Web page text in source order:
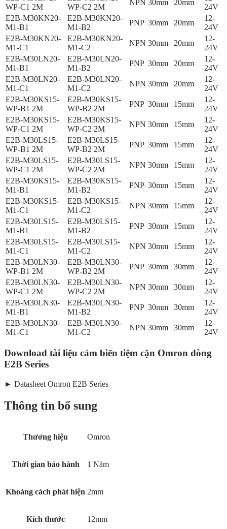
WP-C1 2M
WP-C2 2M
NPN 30mm 20mm
24V
E2B-M30KN20-
M1-B1
E2B-M30KN20-
M1-B2
PNP 30mm 20mm
12-
24V
E2B-M30KN20-
M1-C1
E2B-M30KN20-
M1-C2
NPN 30mm 20mm
12-
24V
E2B-M30LN20-
M1-B1
E2B-M30LN20-
M1-B2
PNP 30mm 20mm
12-
24V
E2B-M30LN20-
M1-C1
E2B-M30LN20-
M1-C2
NPN 30mm 20mm
12-
24V
E2B-M30KS15-
WP-B1 2M
E2B-M30KS15-
WP-B2 2M
PNP 30mm 15mm
12-
24V
E2B-M30KS15-
WP-C1 2M
E2B-M30KS15-
WP-C2 2M
NPN 30mm 15mm
12-
24V
E2B-M30LS15-
WP-B1 2M
E2B-M30LS15-
WP-B2 2M
PNP 30mm 15mm
12-
24V
E2B-M30LS15-
WP-C1 2M
E2B-M30LS15-
WP-C2 2M
NPN 30mm 15mm
12-
24V
E2B-M30KS15-
M1-B1
E2B-M30KS15-
M1-B2
PNP 30mm 15mm
12-
24V
E2B-M30KS15-
M1-C1
E2B-M30KS15-
M1-C2
NPN 30mm 15mm
12-
24V
E2B-M30LS15-
M1-B1
E2B-M30LS15-
M1-B2
PNP 30mm 15mm
12-
24V
E2B-M30LS15-
M1-C1
E2B-M30LS15-
M1-C2
NPN 30mm 15mm
12-
24V
E2B-M30LN30-
WP-B1 2M
E2B-M30LN30-
WP-B2 2M
PNP 30mm 30mm
12-
24V
E2B-M30LN30-
WP-C1 2M
E2B-M30LN30-
WP-C2 2M
NPN 30mm 30mm
12-
24V
E2B-M30LN30-
M1-B1
E2B-M30LN30-
M1-B2
PNP 30mm 30mm
12-
24V
E2B-M30LN30-
M1-C1
E2B-M30LN30-
M1-C2
NPN 30mm 30mm
12-
24V
Download tài liệu cảm biến tiệm cận Omron dòng
E2B Series
► Datasheet Omron E2B Series
Thông tin bổ sung
Thương hiệu Omron
Thời gian bảo hành 1 Năm
Khoảng cách phát hiện 2mm
Kích thước 12mm